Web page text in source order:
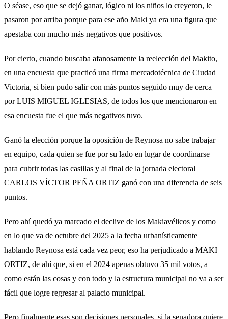
O séase, eso que se dejó ganar, lógico ni los niños lo creyeron, le
pasaron por arriba porque para ese año Maki ya era una figura que
apestaba con mucho más negativos que positivos.
Por cierto, cuando buscaba afanosamente la reelección del Makito,
en una encuesta que practicó una firma mercadotécnica de Ciudad
Victoria, si bien pudo salir con más puntos seguido muy de cerca
por LUIS MIGUEL IGLESIAS, de todos los que mencionaron en
esa encuesta fue el que más negativos tuvo.
Ganó la elección porque la oposición de Reynosa no sabe trabajar
en equipo, cada quien se fue por su lado en lugar de coordinarse
para cubrir todas las casillas y al final de la jornada electoral
CARLOS VÍCTOR PEÑA ORTIZ ganó con una diferencia de seis
puntos.
Pero ahí quedó ya marcado el declive de los Makiavélicos y como
en lo que va de octubre del 2025 a la fecha urbanísticamente
hablando Reynosa está cada vez peor, eso ha perjudicado a MAKI
ORTIZ, de ahí que, si en el 2024 apenas obtuvo 35 mil votos, a
como están las cosas y con todo y la estructura municipal no va a ser
fácil que logre regresar al palacio municipal.
Pero finalmente esas son decisiones personales, si la senadora quiere